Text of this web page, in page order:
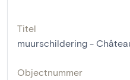
Titel
muurschildering -
Objectnummer